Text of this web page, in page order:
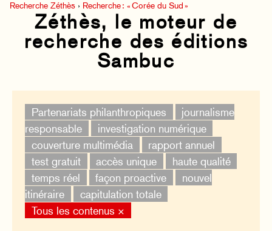
Recherche Zéthès › Recherche : « Corée du Sud »
Zéthès, le moteur de
recherche des éditions
Sambuc
Partenariats philanthropiques
journalisme
responsable
investigation numérique
couverture multimédia
rapport annuel
test gratuit
accès unique
haute qualité
temps réel
façon proactive
nouvel
itinéraire
capitulation totale
Tous les contenus ×